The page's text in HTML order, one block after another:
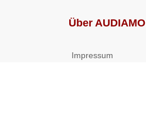
Über
Impressum